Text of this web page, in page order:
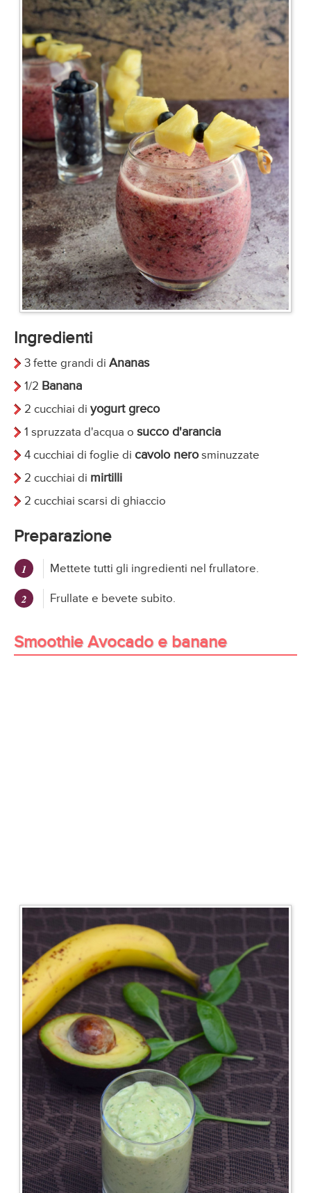
Ingredienti
3 fette grandi di Ananas
1/2 Banana
2 cucchiai di yogurt greco
1 spruzzata d'acqua o succo d'arancia
4 cucchiai di foglie di cavolo nerosminuzzate
2 cucchiai di mirtilli
2 cucchiai scarsi di ghiaccio
Preparazione
Mettete tutti gli ingredienti nel frullatore.
Frullate e bevete subito.
Smoothie Avocado e banane